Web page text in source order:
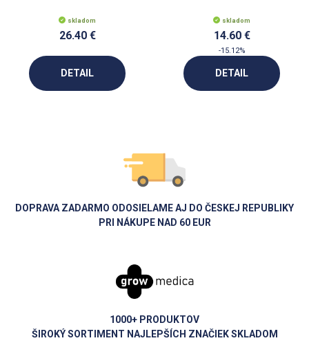
skladom
26.40 €
DETAIL
skladom
14.60 €
-15.12%
DETAIL
DOPRAVA ZADARMO ODOSIELAME AJ DO ČESKEJ REPUBLIKY
PRI NÁKUPE NAD 60 EUR
1000+ PRODUKTOV
ŠIROKÝ SORTIMENT NAJLEPŠÍCH ZNAČIEK SKLADOM